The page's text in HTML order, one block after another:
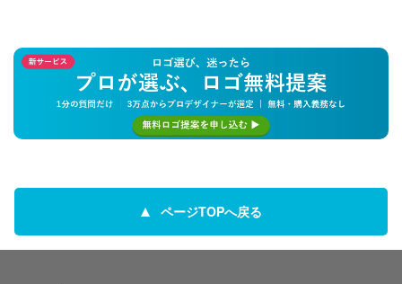
ページTOPへ戻る